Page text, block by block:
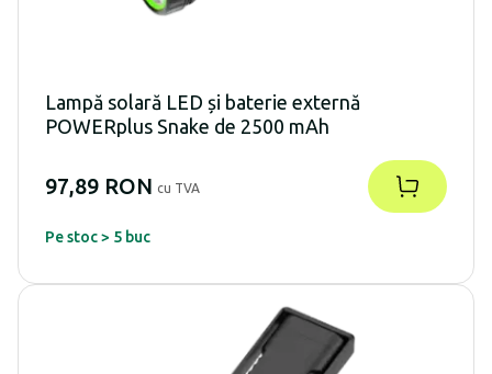
Lampă solară LED și baterie externă
POWERplus Snake de 2500 mAh
97,89 RON cu TVA
Pe stoc > 5 buc